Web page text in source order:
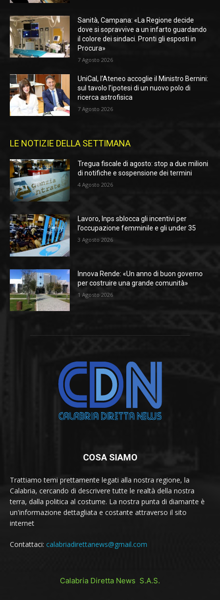
Sanità, Campana: «La Regione decide
dove si sopravvive a un infarto guardando
il colore dei sindaci. Pronti gli esposti in
Procura»
7 Agosto 2026
UniCal, l’Ateneo accoglie il Ministro Bernini:
sul tavolo l’ipotesi di un nuovo polo di
ricerca astrofisica
7 Agosto 2026
LE NOTIZIE DELLA SETTIMANA
Tregua fiscale di agosto: stop a due milioni
di notifiche e sospensione dei termini
4 Agosto 2026
Lavoro, Inps sblocca gli incentivi per
l’occupazione femminile e gli under 35
3 Agosto 2026
Innova Rende: «Un anno di buon governo
per costruire una grande comunità»
1 Agosto 2026
COSA SIAMO
Trattiamo temi prettamente legati alla nostra regione, la
Calabria, cercando di descrivere tutte le realtà della nostra
terra, dalla politica al costume. La nostra punta di diamante è
un'informazione dettagliata e costante attraverso il sito
internet
Contattaci: calabriadirettanews@gmail.com
Calabria Diretta News S.A.S.